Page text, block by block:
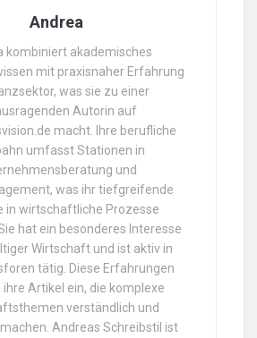
Andrea
kombiniert akademisches
mit praxisnaher Erfahrung
was sie zu einer
Autorin auf
macht. Ihre berufliche
umfasst Stationen in
und
was ihr tiefgreifende
in wirtschaftliche Prozesse
hat ein besonderes Interesse
Wirtschaft und ist aktiv in
tätig. Diese Erfahrungen
Artikel ein, die komplexe
verständlich und
Andreas Schreibstil ist